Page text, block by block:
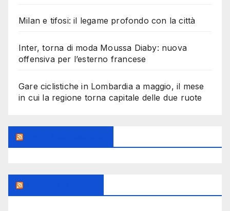
Milan e tifosi: il legame profondo con la città
Inter, torna di moda Moussa Diaby: nuova
offensiva per l’esterno francese
Gare ciclistiche in Lombardia a maggio, il mese
in cui la regione torna capitale delle due ruote